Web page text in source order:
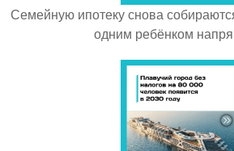
Семейную ипотеку снова
одним ребёнком